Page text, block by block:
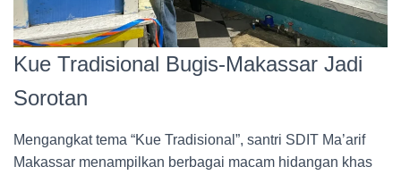
Kue Tradisional Bugis-Makassar Jadi
Sorotan
Mengangkat tema “Kue Tradisional”, santri SDIT Ma’arif
Makassar menampilkan berbagai macam hidangan khas